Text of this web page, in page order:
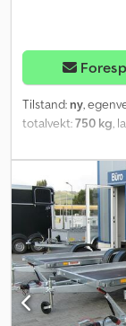
Tilstand: ny,
totalvekt:750 kg,